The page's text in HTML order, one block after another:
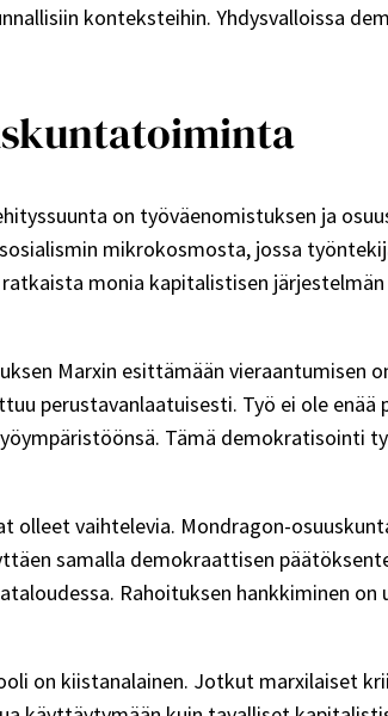
konteksteihin. Yhdysvalloissa
on työväenomistuksen ja
mikrokosmosta, jossa
monia kapitalistisen
Marxin esittämään
perustavanlaatuisesti. Työ ei ole
Tämä demokratisointi
olleet vaihtelevia. Mondragon-
samalla demokraattisen
Rahoituksen hankkiminen
on kiistanalainen. Jotkut marxilaiset